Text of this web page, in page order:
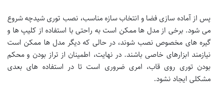
پس از آماده سازی فضا و انتخاب سازه مناسب، نصب توری شیدچه شروع
می شود. برخی از مدل ها ممکن است به راحتی با استفاده از کلیپ ها و
گیره های مخصوص نصب شوند، در حالی که دیگر مدل ها ممکن است
نیازمند ابزارهای خاصی باشند. در نهایت، اطمینان از تراز بودن و محکم
بودن توری روی قاب، امری ضروری است تا در استفاده های بعدی
مشکلی ایجاد نشود.